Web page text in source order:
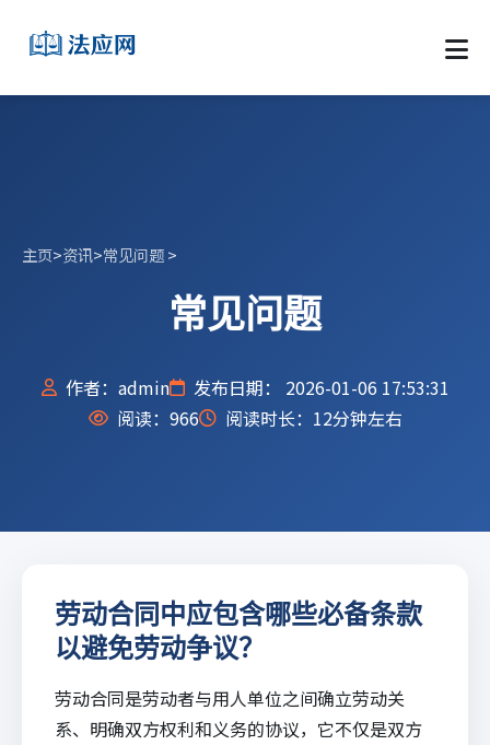
主页>资讯>常见问题>
常见问题
作者：admin
发布日期： 2026-01-06 17:53:31
阅读： 966 阅读时长：12分钟左右
劳动合同中应包含哪些必备条款
以避免劳动争议？
劳动合同是劳动者与用人单位之间确立劳动关
系、明确双方权利和义务的协议，它不仅是双方